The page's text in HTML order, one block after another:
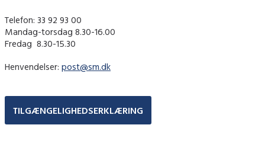
Telefon: 33 92 93 00
Mandag-torsdag 8.30-16.00
Fredag ​ 8.30-15.30
Henvendelser: post@sm.dk
TILGÆNGELIGHEDSERKLÆRING